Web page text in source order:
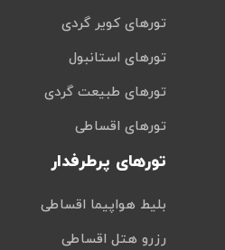
تورهای کویر گردی
تورهای استانبول
تورهای طبیعت گردی
تورهای اقساطی
تورهای پرطرفدار
بلیط هواپیما اقساطی
رزرو هتل اقساطی